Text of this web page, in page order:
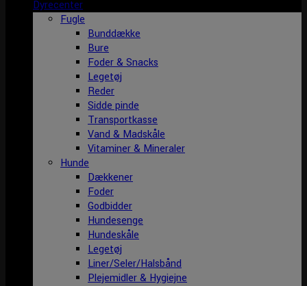
Dyrecenter
Fugle
Bunddække
Bure
Foder & Snacks
Legetøj
Reder
Sidde pinde
Transportkasse
Vand & Madskåle
Vitaminer & Mineraler
Hunde
Dækkener
Foder
Godbidder
Hundesenge
Hundeskåle
Legetøj
Liner/Seler/Halsbånd
Plejemidler & Hygiejne